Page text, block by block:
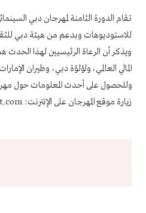
تقام الدورة الثامنة لمهرجان دبي
للاستوديوهات وبدعم من هيئة دبي
ويذكر أن الرعاة الرئيسيين لهذا
المالي العالمي، ولؤلؤة دبي، وطيران
وللحصول على أحدث المعلومات حول
زيارة موقع المهرجان على الإنترنت: